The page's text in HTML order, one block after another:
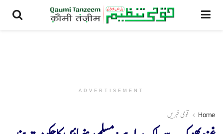
ADVERTISEMENT
Home قومی خبریں